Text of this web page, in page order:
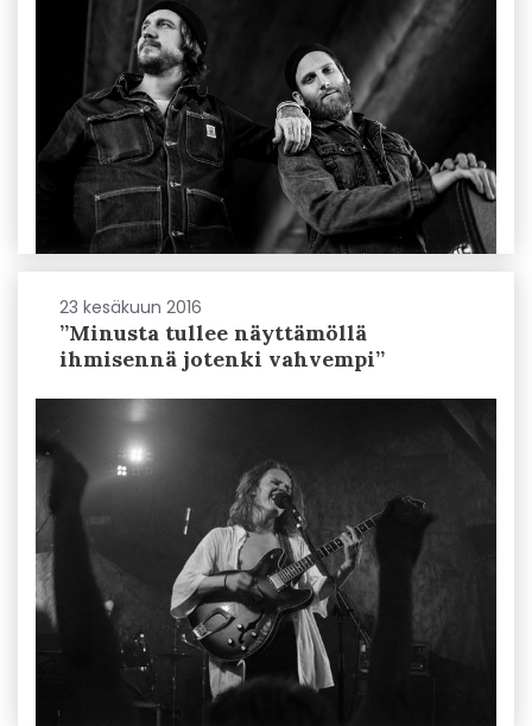
23 kesäkuun 2016
”Minusta tullee näyttämöllä
ihmisennä jotenki vahvempi”